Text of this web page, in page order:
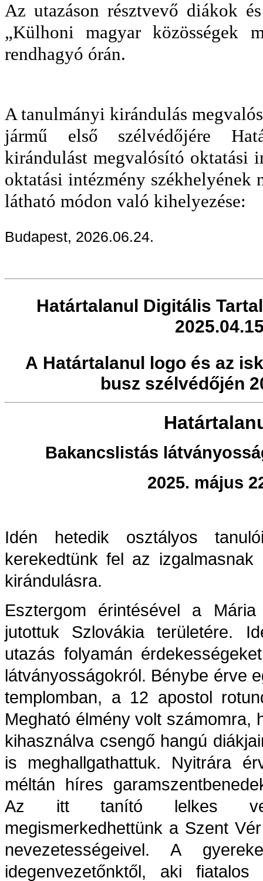
Az utazáson résztvevő diákok
„Külhoni magyar közösségek
rendhagyó órán.
A tanulmányi kirándulás
jármű első szélvédőjére
kirándulást megvalósító oktatási
oktatási intézmény
látható módon való kihelyezése:
Budapest, 2026.06.24.
Határtalanul Digitális
A Határtalanul logo és az
busz szélvédőjén
Bakancslistás
2025. május
Idén hetedik osztályos
kerekedtünk fel az
kirándulásra.
Esztergom érintésével a
jutottuk Szlovákia területére.
utazás folyamán
látványosságokról. Bénybe érve
templomban, a 12 apostol
Megható élmény volt számomra,
kihasználva csengő hangú
is meghallgathattuk. Nyitrára
méltán híres
Az itt tanító lelkes
megismerkedhettünk a Szent
nevezetességeivel. A
idegenvezetőnktől, aki fiatalos